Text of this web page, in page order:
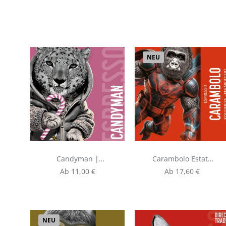
Candyman |
Espresso aus
Äthiopien
Regulärer Preis:
Ab 11,00 €
NEU
Carambolo Estate
| Espresso aus
Kolumbien
Regulärer Preis:
Ab 17,60 €
NEU